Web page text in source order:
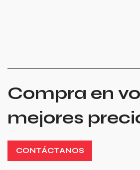
Compra en
mejores
CONTÁCTANOS